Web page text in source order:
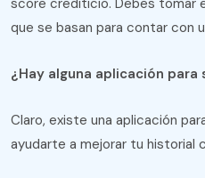
score crediticio. Debes tomar
que se basan para contar con
¿Hay alguna aplicación
Claro, existe una aplicación
ayudarte a mejorar tu historial